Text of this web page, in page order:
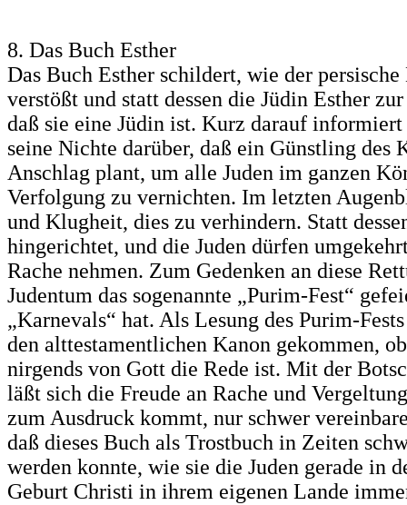
8. Das Buch Esther
Das Buch Esther schildert, wie der
verstößt und statt dessen die Jüdin Esther
daß sie eine Jüdin ist. Kurz darauf
seine Nichte darüber, daß ein Günstling des
Anschlag plant, um alle Juden im ganzen
Verfolgung zu vernichten. Im letzten
und Klugheit, dies zu verhindern. Statt
hingerichtet, und die Juden dürfen
Rache nehmen. Zum Gedenken an diese
Judentum das sogenannte „Purim-Fest“
„Karnevals“ hat. Als Lesung des Purim-
den alttestamentlichen Kanon gekommen,
nirgends von Gott die Rede ist. Mit der
läßt sich die Freude an Rache und
zum Ausdruck kommt, nur schwer
daß dieses Buch als Trostbuch in Zeiten
werden konnte, wie sie die Juden gerade in
Geburt Christi in ihrem eigenen Lande